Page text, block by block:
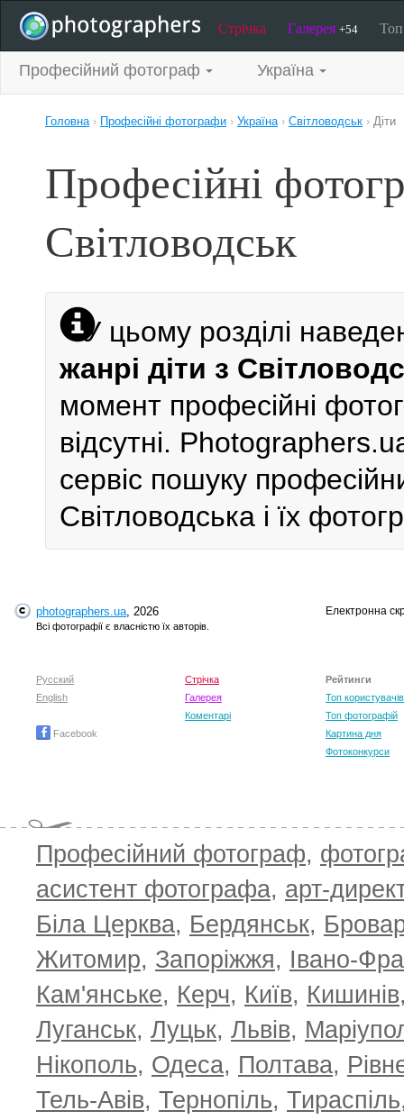
Стрічка Галерея +54
Професійний фотограф Україна
Головна› Професійні фотографи › Україна› Світловодськ › Діти
Професійні
Світловодськ
У цьому розділі
жанрі діти з
момент професійні
відсутні.
сервіс пошуку
Світловодська і їх
photographers.ua, 2026
Всі фотографії є власністю їх авторів.
Електронна
Русский
English
Facebook
Стрічка
Галерея
Коментарі
Рейтинги
Топ користувачів
Топ фотографій
Картина дня
Фотоконкурси
Професійний фотограф,
асистент фотографа, арт-
Біла Церква, Бердянськ,
Житомир, Запоріжжя, Івано-
Кам'янське, Керч, Київ, Кишинів
Луганськ, Луцьк, Львів,
Нікополь, Одеса, Полтава,
Тель-Авів, Тернопіль, Тираспіль